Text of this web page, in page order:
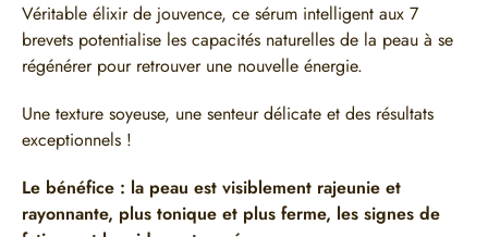
Véritable élixir de jouvence, ce sérum intelligent aux 7
brevets potentialise les capacités naturelles de la peau à se
régénérer pour retrouver une nouvelle énergie.
Une texture soyeuse, une senteur délicate et des résultats
exceptionnels !
Le bénéfice : la peau est visiblement rajeunie et
rayonnante, plus tonique et plus ferme, les signes de